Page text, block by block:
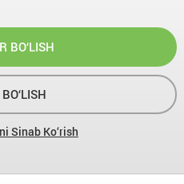
BO‘LISH
Sinab Ko‘rish